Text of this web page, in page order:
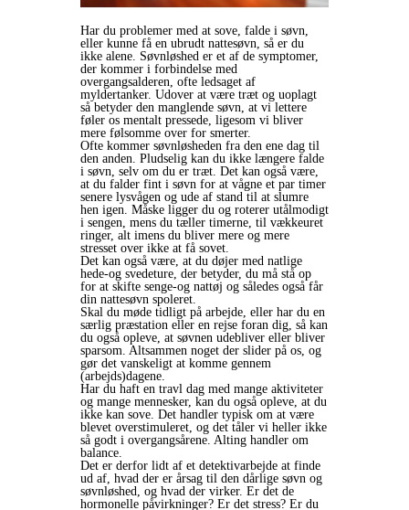
Har du problemer med at sove, falde i søvn,
eller kunne få en ubrudt nattesøvn, så er du
ikke alene. Søvnløshed er et af de symptomer,
der kommer i forbindelse med
overgangsalderen, ofte ledsaget af
myldertanker. Udover at være træt og uoplagt
så betyder den manglende søvn, at vi lettere
føler os mentalt pressede, ligesom vi bliver
mere følsomme over for smerter.
Ofte kommer søvnløsheden fra den ene dag til
den anden. Pludselig kan du ikke længere falde
i søvn, selv om du er træt. Det kan også være,
at du falder fint i søvn for at vågne et par timer
senere lysvågen og ude af stand til at slumre
hen igen. Måske ligger du og roterer utålmodigt
i sengen, mens du tæller timerne, til vækkeuret
ringer, alt imens du bliver mere og mere
stresset over ikke at få sovet.
Det kan også være, at du døjer med natlige
hede-og svedeture, der betyder, du må stå op
for at skifte senge-og nattøj og således også får
din nattesøvn spoleret.
Skal du møde tidligt på arbejde, eller har du en
særlig præstation eller en rejse foran dig, så kan
du også opleve, at søvnen udebliver eller bliver
sparsom. Altsammen noget der slider på os, og
gør det vanskeligt at komme gennem
(arbejds)dagene.
Har du haft en travl dag med mange aktiviteter
og mange mennesker, kan du også opleve, at du
ikke kan sove. Det handler typisk om at være
blevet overstimuleret, og det tåler vi heller ikke
så godt i overgangsårene. Alting handler om
balance.
Det er derfor lidt af et detektivarbejde at finde
ud af, hvad der er årsag til den dårlige søvn og
søvnløshed, og hvad der virker. Er det de
hormonelle påvirkninger? Er det stress? Er du